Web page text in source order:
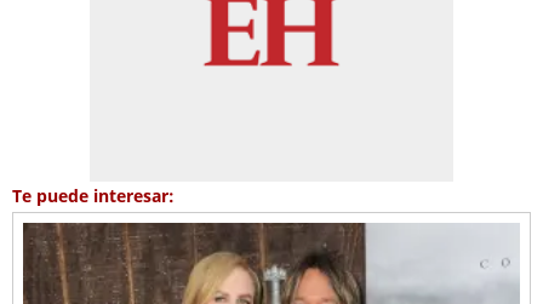
Te puede interesar: